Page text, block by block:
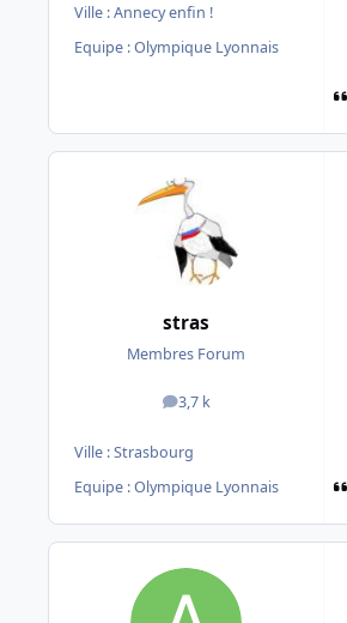
Ville :Annecy enfin !
Equipe : Olympique Lyonnais
stras
Membres Forum
3,7 k
messages
Ville :Strasbourg
Equipe : Olympique Lyonnais